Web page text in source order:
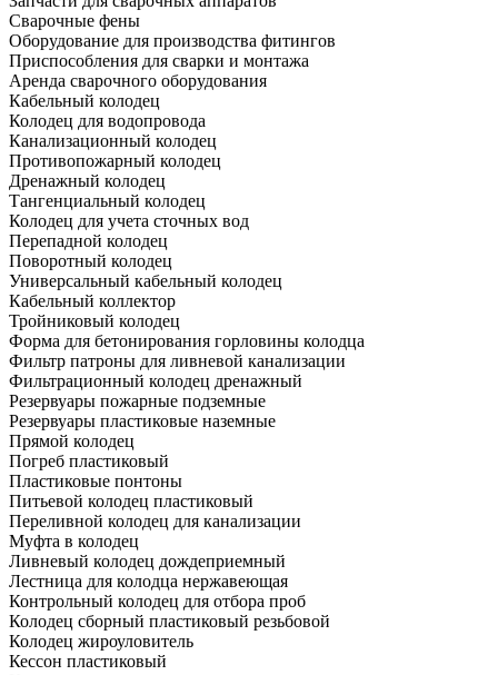
Сварочные фены
Оборудование для производства фитингов
Приспособления для сварки и монтажа
Аренда сварочного оборудования
Кабельный колодец
Колодец для водопровода
Канализационный колодец
Противопожарный колодец
Дренажный колодец
Тангенциальный колодец
Колодец для учета сточных вод
Перепадной колодец
Поворотный колодец
Универсальный кабельный колодец
Кабельный коллектор
Тройниковый колодец
Форма для бетонирования горловины колодца
Фильтр патроны для ливневой канализации
Фильтрационный колодец дренажный
Резервуары пожарные подземные
Резервуары пластиковые наземные
Прямой колодец
Погреб пластиковый
Пластиковые понтоны
Питьевой колодец пластиковый
Переливной колодец для канализации
Муфта в колодец
Ливневый колодец дождеприемный
Лестница для колодца нержавеющая
Контрольный колодец для отбора проб
Колодец сборный пластиковый резьбовой
Колодец жироуловитель
Кессон пластиковый